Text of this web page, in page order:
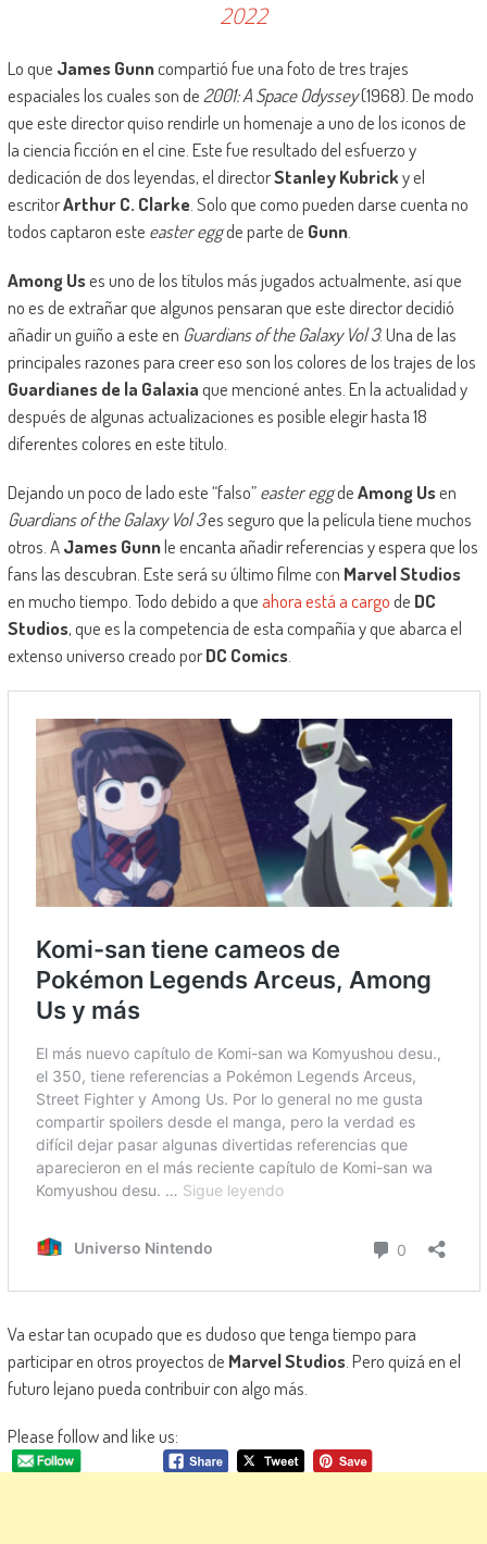
2022
Lo que James Gunncompartió fue una foto de tres trajes
espaciales los cuales son de 2001: A Space Odyssey(1968). De modo
que este director quiso rendirle un homenaje a uno de los iconos de
la ciencia ficción en el cine. Este fue resultado del esfuerzo y
dedicación de dos leyendas, el directorStanley Kubricky el
escritorArthur C. Clarke. Solo que como pueden darse cuenta no
todos captaron este easter eggde parte de Gunn.
Among Uses uno de los títulos más jugados actualmente, así que
no es de extrañar que algunos pensaran que este director decidió
añadir un guiño a este en Guardians of the Galaxy Vol 3. Una de las
principales razones para creer eso son los colores de los trajes de los
Guardianes de la Galaxiaque mencioné antes. En la actualidad y
después de algunas actualizaciones es posible elegir hasta 18
diferentes colores en este título.
Dejando un poco de lado este “falso”easter eggdeAmong Usen
Guardians of the Galaxy Vol 3es seguro que la película tiene muchos
otros. AJames Gunnle encanta añadir referencias y espera que los
fans las descubran. Este será su último filme con Marvel Studios
en mucho tiempo. Todo debido a que ahora está a cargode DC
Studios, que es la competencia de esta compañía y que abarca el
extenso universo creado porDC Comics.
Va estar tan ocupado que es dudoso que tenga tiempo para
participar en otros proyectos de Marvel Studios. Pero quizá en el
futuro lejano pueda contribuir con algo más.
Please follow and like us: